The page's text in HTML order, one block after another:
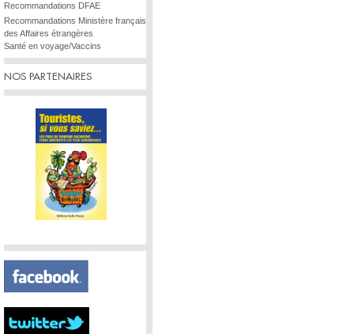
Recommandations DFAE
Recommandations Ministère français
des Affaires étrangères
Santé en voyage/Vaccins
NOS PARTENAIRES